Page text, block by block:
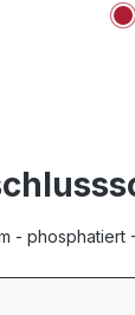
- phosphatiert